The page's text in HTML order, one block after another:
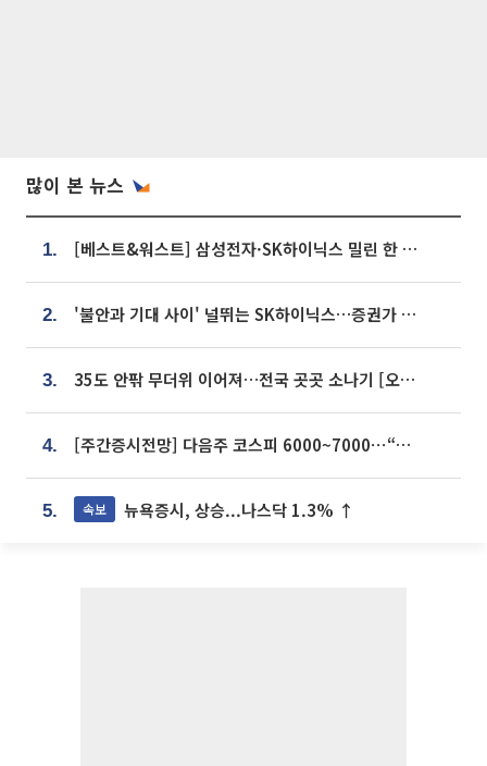
많이 본 뉴스
1. [베스트&워스트] 삼성전자·SK하이닉스 밀린 한 주…상상인증권은 85% 급등
2. '불안과 기대 사이' 널뛰는 SK하이닉스…증권가 "HBM4·LTA 기반 펀터멘털 견고"
3. 35도 안팎 무더위 이어져…전국 곳곳 소나기 [오늘 날씨]
4. [주간증시전망] 다음주 코스피 6000~7000⋯“外人 수급은 정책이 변수”
5. 속보 뉴욕증시, 상승...나스닥 1.3% ↑